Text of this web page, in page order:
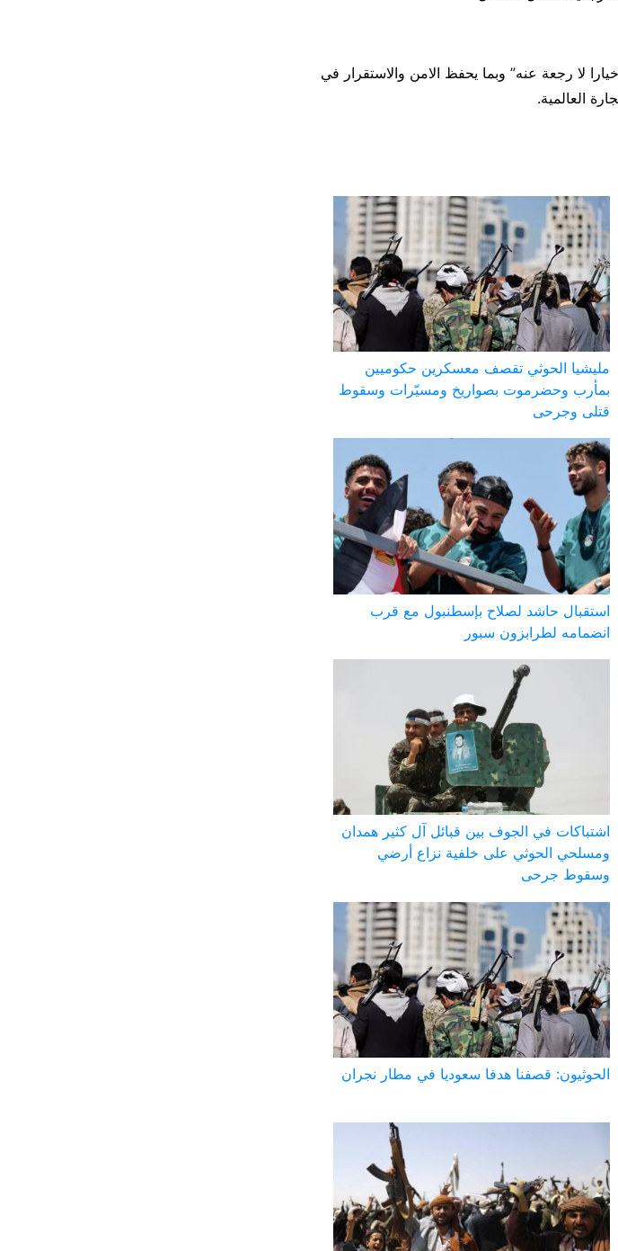
لا رجعة عنه” وبما يحفظ الامن والاستقرار في
العالمية.
مليشيا الحوثي تقصف معسكرين حكوميين
بمأرب وحضرموت بصواريخ ومسيّرات وسقوط
قتلى وجرحى
استقبال حاشد لصلاح بإسطنبول مع قرب
انضمامه لطرابزون سبور
اشتباكات في الجوف بين قبائل آل كثير همدان
ومسلحي الحوثي على خلفية نزاع أرضي
وسقوط جرحى
الحوثيون: قصفنا هدفا سعوديا في مطار نجران